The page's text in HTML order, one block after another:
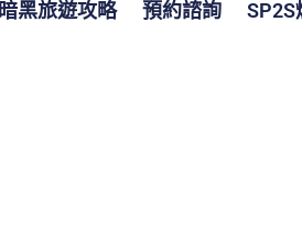
暗黑旅遊攻略 預約諮詢 SP2S